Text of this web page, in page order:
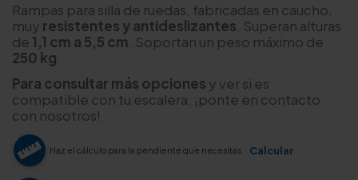
Rampas para silla de ruedas, fabricadas en caucho,
muy resistentes y antideslizantes . Superan alturas
de 1,1 cm a 5,5 cm . Soportan un peso máximo de
250 kg
Para consultar más opciones y ver si es
compatible con tu escalera, ¡ponte en contacto
con nosotros!
Haz el cálculo para la pendiente que necesitas Calcular